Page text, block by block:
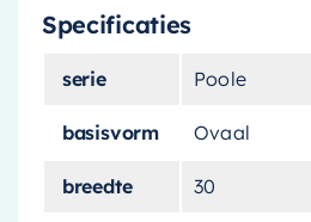
te voegen? Zoek niet verder
Waskom Poole
badkamer, groot of klein.
Perfect formaat
Specificaties
serie Poole
basisvorm Ovaal
breedte 30